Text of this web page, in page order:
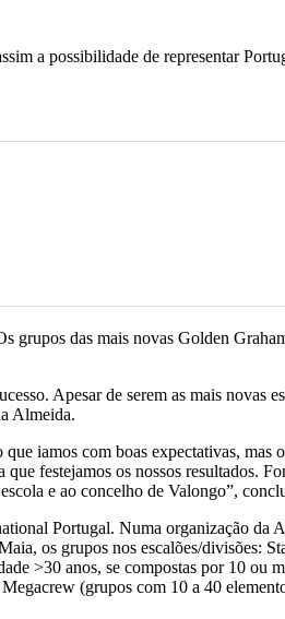
a possibilidade de representar
grupos das mais novas Golden
Apesar de serem as mais novas
Almeida.
iamos com boas expectativas,
festejamos os nossos resultados.
e ao concelho de Valongo”,
Portugal. Numa organização da
os grupos nos escalões/divisões:
>30 anos, se compostas por 10 ou
(grupos com 10 a 40